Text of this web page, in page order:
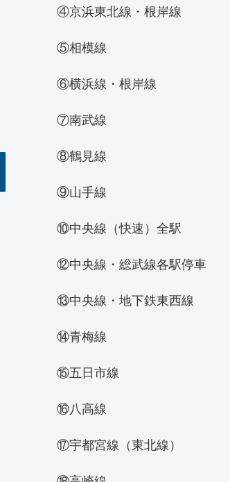
④京浜東北線・根岸線
⑤相模線
⑥横浜線・根岸線
⑦南武線
⑧鶴見線
⑨山手線
⑩中央線（快速）全駅
⑫中央線・総武線各駅停車
⑬中央線・地下鉄東西線
⑭青梅線
⑮五日市線
⑯八高線
⑰宇都宮線（東北線）